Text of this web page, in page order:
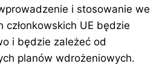
i stosowanie we
UE będzie
i będzie zależeć od
planów wdrożeniowych.